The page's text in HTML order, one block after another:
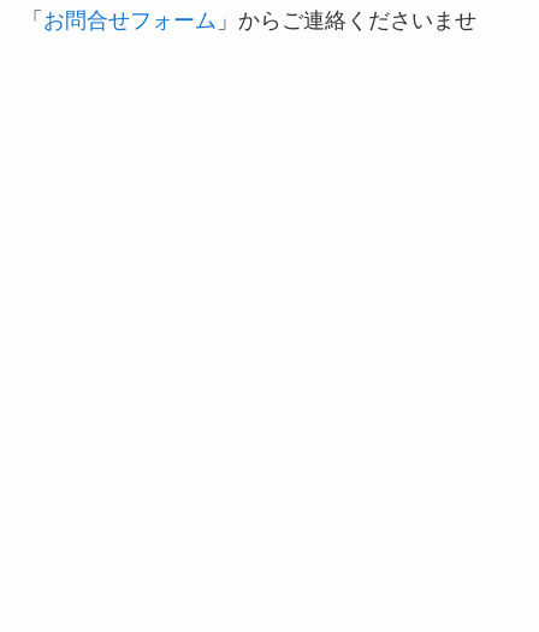
「 お問合せフォーム 」からご連絡くださいませ